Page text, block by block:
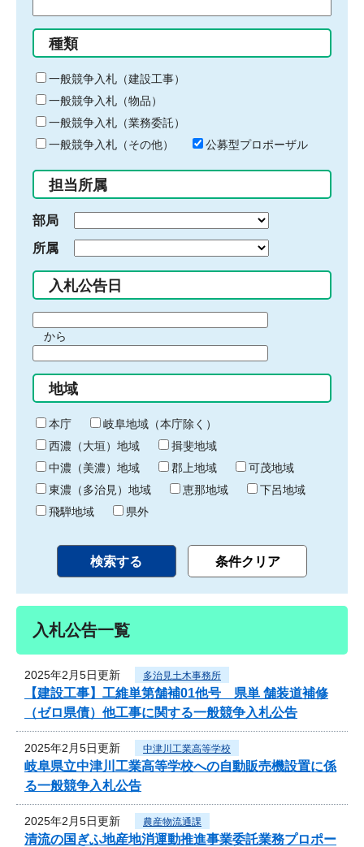
る
キ
ー
ワ
ー
ド
入
力
種類
一般競争入札（建設工事）
一般競争入札（物品）
一般競争入札（業務委託）
一般競争入札（その他）
公募型プロポーザル
担当所属
部局
所属
入札公告日
間
始
り
から
間
終
わ
り
地域
本庁
岐阜地域（本庁除く）
西濃（大垣）地域
揖斐地域
中濃（美濃）地域
郡上地域
可茂地域
東濃（多治見）地域
恵那地域
下呂地域
飛騨地域
県外
入札公告一覧
2025年2月5日更新 多治見土木事務所
【建設工事】工維単第舗補01他号 県単 舗装道補修
（ゼロ県債）他工事に関する一般競争入札公告
2025年2月5日更新 中津川工業高等学校
岐阜県立中津川工業高等学校への自動販売機設置に係
る一般競争入札公告
2025年2月5日更新 農産物流通課
清流の国ぎふ地産地消運動推進事業委託業務プロポー